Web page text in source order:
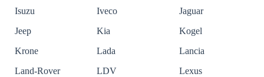
Isuzu
Iveco
Jaguar
Jeep
Kia
Kogel
Krone
Lada
Lancia
Land-Rover
LDV
Lexus